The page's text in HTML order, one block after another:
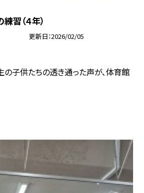
習（４年）
更新日 2026/02/05
の子供たちの透き通った声が、体育館